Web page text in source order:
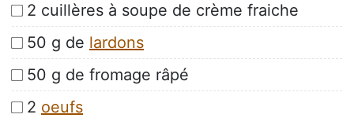
2 cuillères à soupe de crème fraiche
50 g de lardons
50 g de fromage râpé
2 oeufs